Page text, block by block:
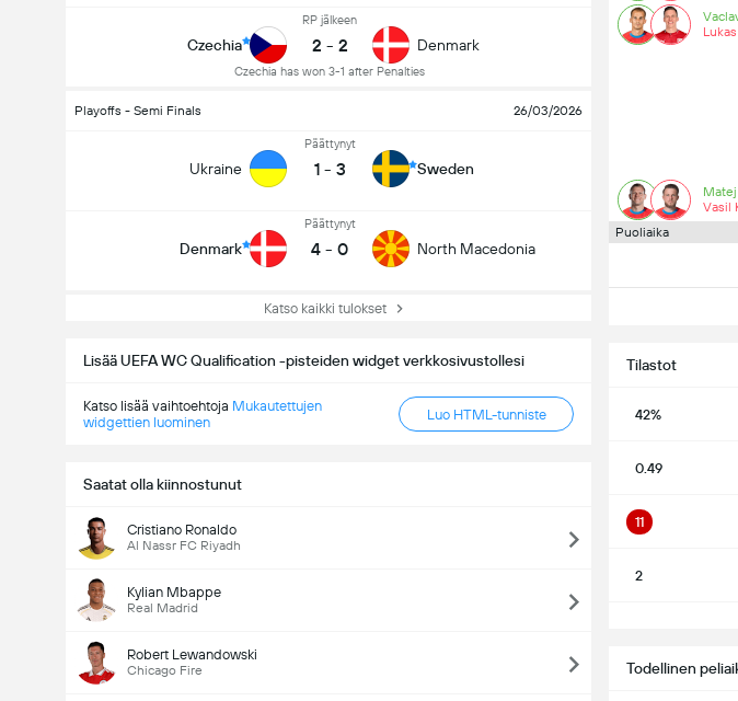
Czechia
RP jälkeen
2 - 2
Czechia has won 3-1 after Penalties
Denmark
Playoffs - Semi Finals 26/03/2026
Ukraine
Päättynyt
1 - 3 Sweden
Denmark
Päättynyt
4 - 0 North Macedonia
Katso kaikki tulokset
Lisää UEFA WC Qualification -pisteiden widget verkkosivustollesi
Katso lisää vaihtoehtoja Mukautettujen
widgettien luominen
Luo HTML-tunniste
Saatat olla kiinnostunut
Cristiano Ronaldo
Al Nassr FC Riyadh
Kylian Mbappe
Real Madrid
Robert Lewandowski
Chicago Fire
Vasil
Puoliaika
Tilastot
42%
0.49
11
2
Todellinen